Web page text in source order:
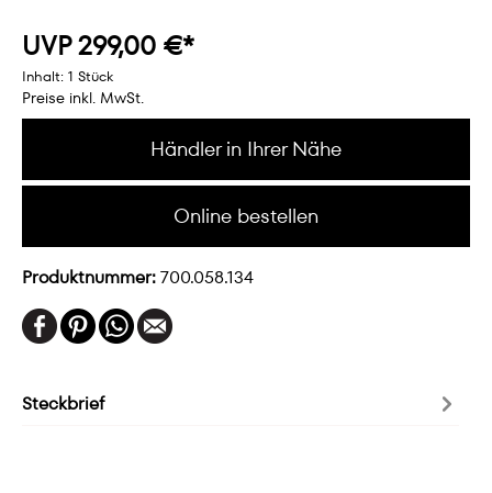
UVP 299,00 €*
Inhalt: 1 Stück
Preise inkl. MwSt.
Händler in Ihrer Nähe
Online bestellen
Produktnummer:700.058.134
Steckbrief